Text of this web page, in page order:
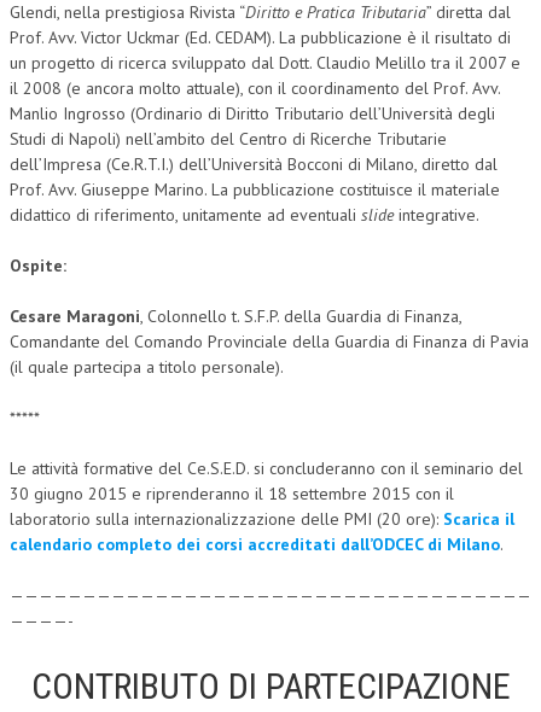
DIRITTO PENALE D’IMPRESA
DIRITTO DEL LAVORO
DIRITTO DEL WEB
DIRITTO DELLE IMPRESE IN CRISI
CRIMINOLOGIA E CRIMINALISTICA
DIRITTO TRIBUTARIO
CRIMINOLOGIA TRIBUTARIA
CFC E PARADISI FISCALI
TRIBUTARIA
Glendi, nella prestigiosa Rivista “Diritto e Pratica Tributaria” diretta dal
Prof. Avv. Victor Uckmar (Ed. CEDAM). La pubblicazione è il risultato di
un progetto di ricerca sviluppato dal Dott. Claudio Melillo tra il 2007 e
il 2008 (e ancora molto attuale), con il coordinamento del Prof. Avv.
Manlio Ingrosso (Ordinario di Diritto Tributario dell’Università degli
Studi di Napoli) nell’ambito del Centro di Ricerche Tributarie
dell’Impresa (Ce.R.T.I.) dell’Università Bocconi di Milano, diretto dal
Prof. Avv. Giuseppe Marino. La pubblicazione costituisce il materiale
didattico di riferimento, unitamente ad eventuali slideintegrative.
Ospite:
Cesare Maragoni, Colonnello t. S.F.P. della Guardia di Finanza,
Comandante del Comando Provinciale della Guardia di Finanza di Pavia
(il quale partecipa a titolo personale).
*****
Le attività formative del Ce.S.E.D. si concluderanno con il seminario del
30 giugno 2015 e riprenderanno il 18 settembre 2015 con il
laboratorio sulla internazionalizzazione delle PMI (20 ore): Scarica il
calendario completo dei corsi accreditati dall’ODCEC di Milano.
————————————————————————————————————
————-
CONTRIBUTO DI PARTECIPAZIONE